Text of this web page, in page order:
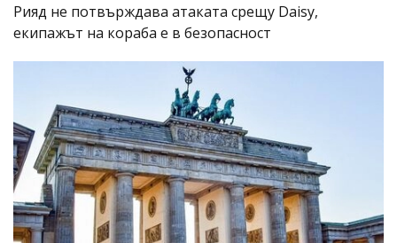
Рияд не потвърждава атаката срещу Daisy,
екипажът на кораба е в безопасност